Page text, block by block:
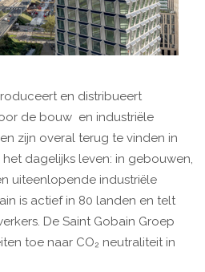
en distribueert
de bouw en industriële
zijn overal terug te vinden in
dagelijks leven: in gebouwen,
uiteenlopende industriële
is actief in 80 landen en telt
De Saint Gobain Groep
toe naar CO₂ neutraliteit in